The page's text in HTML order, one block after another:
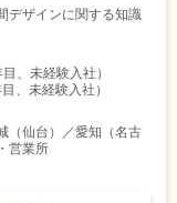
ザインに関する知識
、未経験入社）
、未経験入社）
（仙台）／愛知（名古
営業所